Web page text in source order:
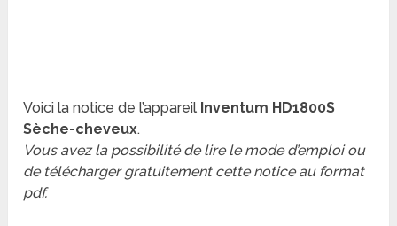
Voici la notice de l’appareil Inventum HD1800S
Sèche-cheveux.
Vous avez la possibilité de lire le mode d’emploi ou
de télécharger gratuitement cette notice au format
pdf.